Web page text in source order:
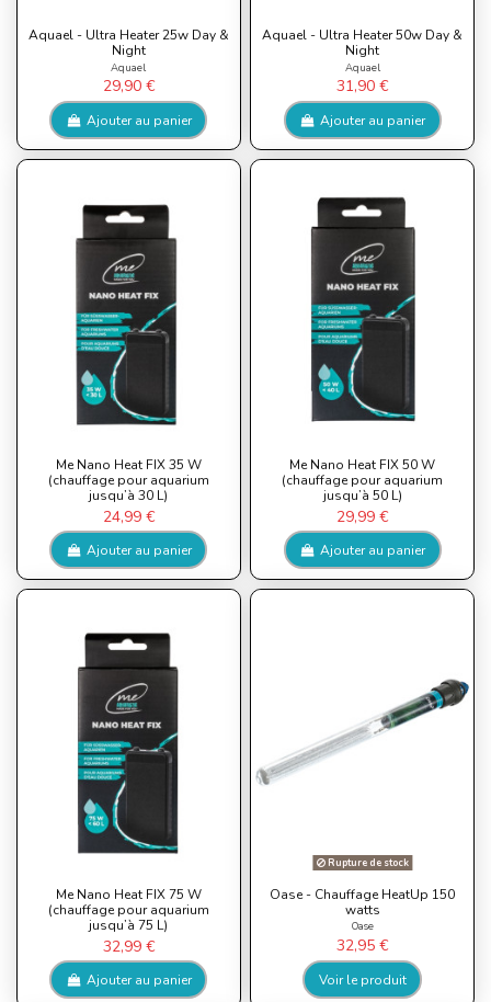
Aquael - Ultra Heater 25w Day &
Night
Aquael
29,90 €
Ajouter au panier
Aquael - Ultra Heater 50w Day &
Night
Aquael
31,90 €
Ajouter au panier
Me Nano Heat FIX 35 W
(chauffage pour aquarium
jusqu’à 30 L)
24,99 €
Ajouter au panier
Me Nano Heat FIX 50 W
(chauffage pour aquarium
jusqu’à 50 L)
29,99 €
Ajouter au panier
Me Nano Heat FIX 75 W
(chauffage pour aquarium
jusqu’à 75 L)
32,99 €
Ajouter au panier
Rupture de stock
Oase - Chauffage HeatUp 150
watts
Oase
32,95 €
Voir le produit